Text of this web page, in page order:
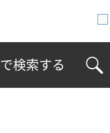
検索する